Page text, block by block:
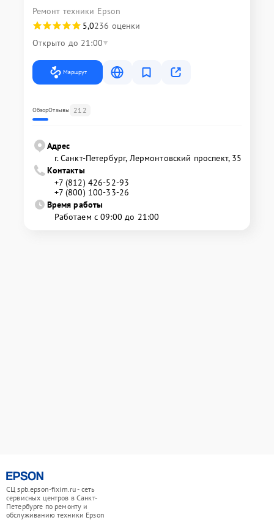
Ремонт техники Epson
5,0236 оценки
Открыто до 21:00
Маршрут
ОбзорОтзывы 212
Адрес
г. Санкт-Петербург, Лермонтовский проспект, 35
Контакты
+7 (812) 426-52-93
+7 (800) 100-33-26
Время работы
Работаем с 09:00 до 21:00
СЦ spb.epson-fixim.ru - сеть
сервисных центров в Санкт-
Петербурге по ремонту и
обслуживанию техники Epson